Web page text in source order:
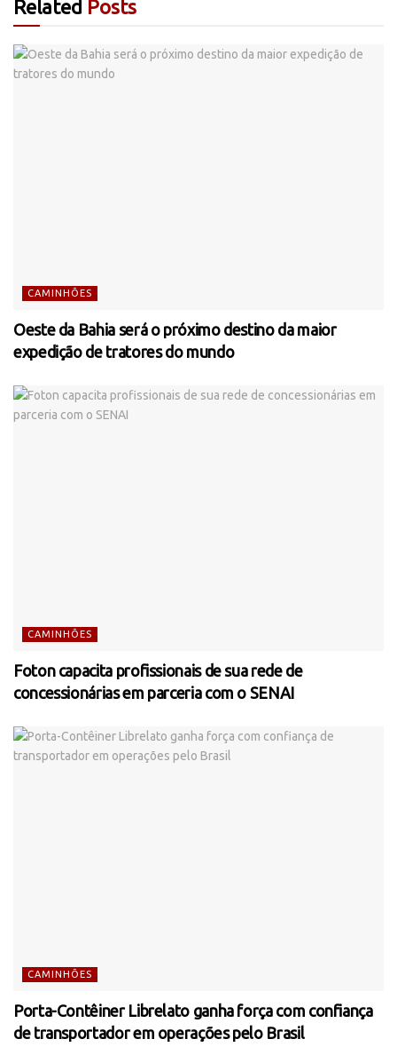
Related Posts
CAMINHÕES
Oeste da Bahia será o próximo destino da maior
expedição de tratores do mundo
CAMINHÕES
Foton capacita profissionais de sua rede de
concessionárias em parceria com o SENAI
CAMINHÕES
Porta-Contêiner Librelato ganha força com confiança
de transportador em operações pelo Brasil